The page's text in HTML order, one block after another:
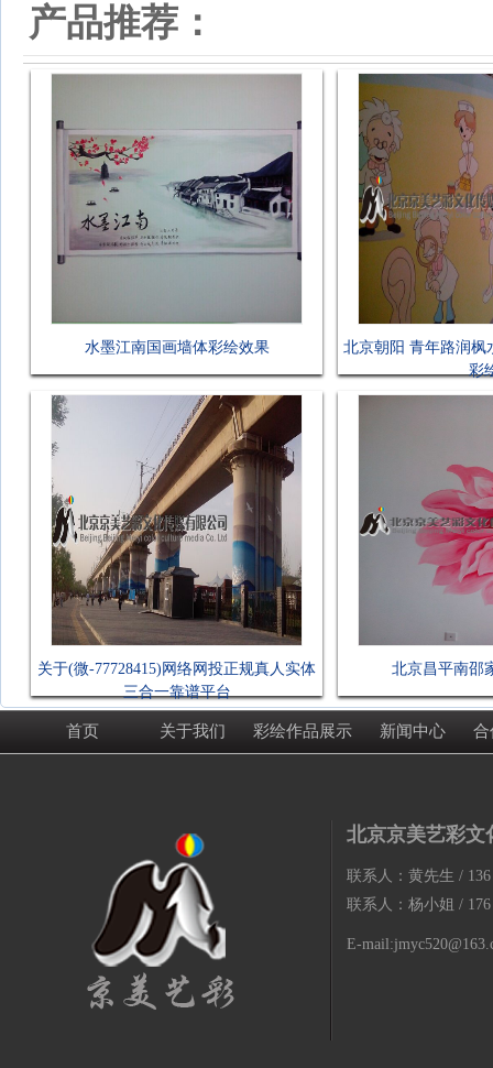
产品推荐：
水墨江南国画墙体彩绘效果
北京朝阳 青年路润枫
彩
关于(微-77728415)网络网投正规真人实体
三合一靠谱平台
北京昌平南邵
首页 关于我们 彩绘作品展示 新闻中心 合
北京京美艺彩文
联系人：黄先生 / 136
联系人：杨小姐 / 176
E-